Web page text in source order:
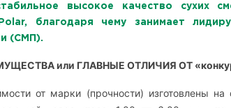
высокое качество сухих
благодаря чему занимает
(СМП ).
или ГЛАВНЫЕ ОТЛИЧИЯ ОТ
от марки (прочности) изготовлены на